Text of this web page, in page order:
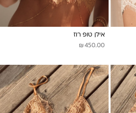
אילן טופ רוז
₪ 450.00